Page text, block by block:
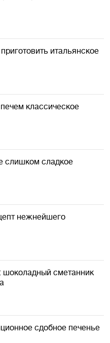
итальянское
классическое
слишком сладкое
нежнейшего
шоколадный сметанник
сдобное печенье